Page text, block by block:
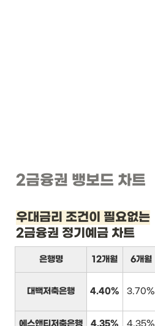
2금융권 뱅보드 차트
우대금리 조건이 필요없는
2금융권 정기예금 차트
은행명 12개월 6개월
대백저축은행 4.40% 3.70%